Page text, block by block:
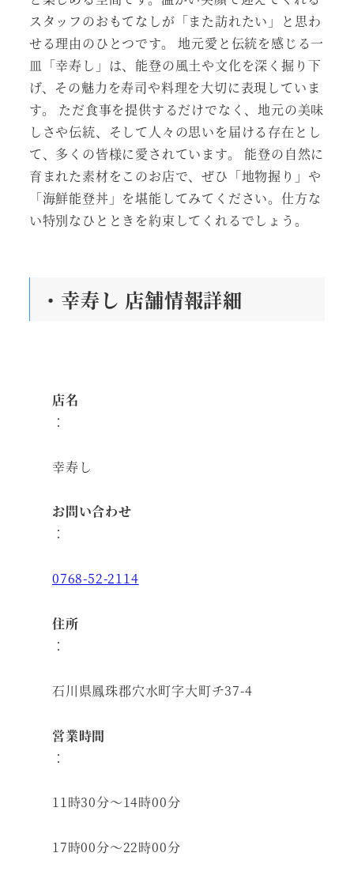
スタッフのおもてなしが「また訪れたい」と思わ
せる理由のひとつです。 地元愛と伝統を感じる一
皿「幸寿し」は、能登の風土や文化を深く掘り下
げ、その魅力を寿司や料理を大切に表現していま
す。 ただ食事を提供するだけでなく、地元の美味
しさや伝統、そして人々の思いを届ける存在とし
て、多くの皆様に愛されています。 能登の自然に
育まれた素材をこのお店で、ぜひ「地物握り」や
「海鮮能登丼」を堪能してみてください。仕方な
い特別なひとときを約束してくれるでしょう。
・幸寿し 店舗情報詳細
店名
：
幸寿し
お問い合わせ
：
0768-52-2114
住所
：
石川県鳳珠郡穴水町字大町チ37-4
営業時間
：
11時30分～14時00分
17時00分～22時00分